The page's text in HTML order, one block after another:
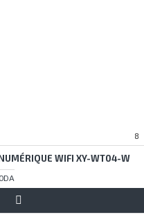
8
WIFI XY-WT04-W